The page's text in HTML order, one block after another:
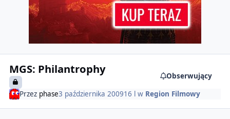
MGS: Philantrophy
Obserwujący
Przez phase3 października 200916 l w Region Filmowy